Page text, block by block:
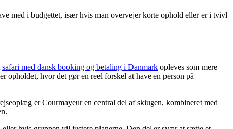
med i budgettet, især hvis man overvejer korte ophold eller er i tvivl
safari med dansk booking og betaling i Danmark opleves som mere
opholdet, hvor det gør en reel forskel at have en person på
er Courmayeur en central del af skiugen, kombineret med